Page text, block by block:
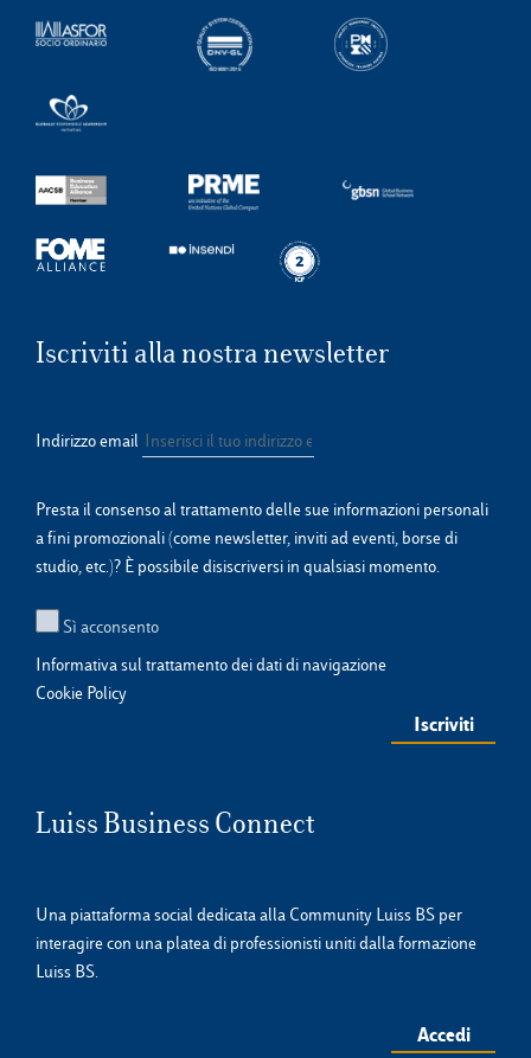
Iscriviti alla nostra newsletter
Indirizzo email
Presta il consenso al trattamento delle sue informazioni personali
a fini promozionali (come newsletter, inviti ad eventi, borse di
studio, etc.)? È possibile disiscriversi in qualsiasi momento.
Sì acconsento
Informativa sul trattamento dei dati di navigazione
Cookie Policy
Luiss Business Connect
Una piattaforma social dedicata alla Community Luiss BS per
interagire con una platea di professionisti uniti dalla formazione
Luiss BS.
Accedi